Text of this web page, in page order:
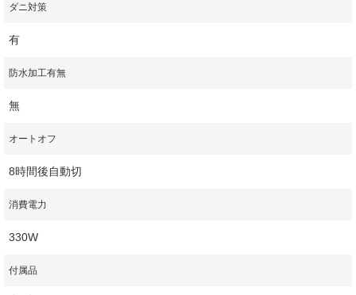
ダニ対策
有
防水加工有無
無
オートオフ
8時間後自動切
消費電力
330W
付属品